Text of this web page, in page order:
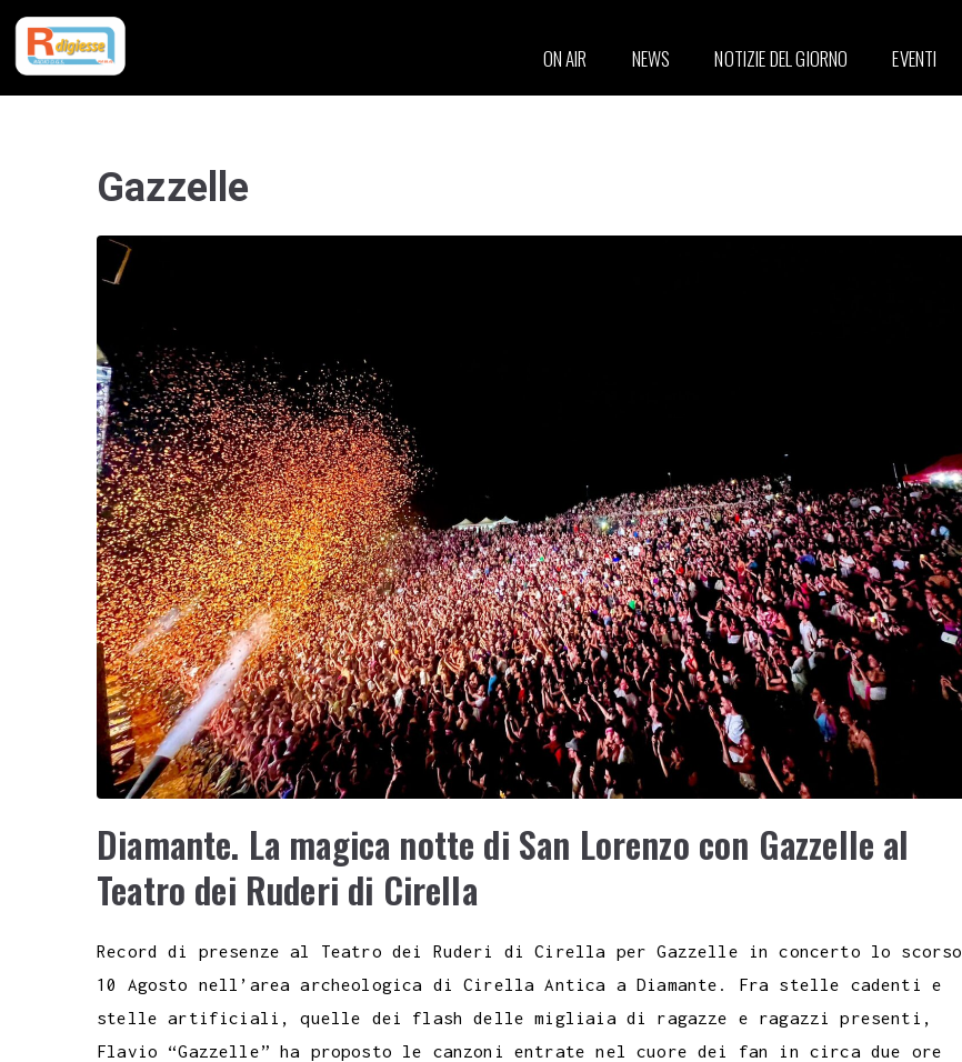
ON AIR NEWS NOTIZIE DEL GIORNO EVENTI
Gazzelle
Diamante. La magica notte di San Lorenzo con Gazzelle al
Teatro dei Ruderi di Cirella
Record di presenze al Teatro dei Ruderi di Cirella per Gazzelle in concerto lo scorso
10 Agosto nell’area archeologica di Cirella Antica a Diamante. Fra stelle cadenti e
stelle artificiali, quelle dei flash delle migliaia di ragazze e ragazzi presenti,
Flavio “Gazzelle” ha proposto le canzoni entrate nel cuore dei fan in circa due ore